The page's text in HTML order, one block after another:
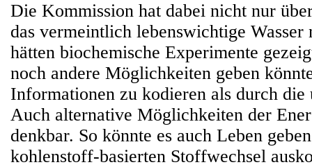
Die Kommission hat dabei nicht nur
das vermeintlich lebenswichtige Wasser
hätten biochemische Experimente
noch andere Möglichkeiten geben
Informationen zu kodieren als durch
Auch alternative Möglichkeiten der
denkbar. So könnte es auch Leben
kohlenstoff-basierten Stoffwechsel